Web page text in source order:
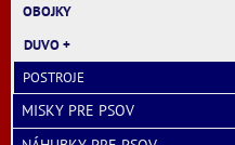
OBOJKY
DUVO +
POSTROJE
MISKY PRE PSOV